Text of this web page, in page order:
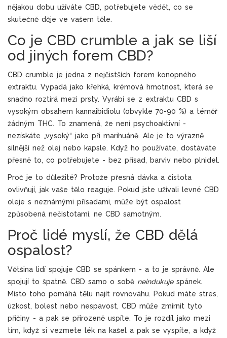
nějakou dobu užíváte CBD, potřebujete vědět, co se
skutečně děje ve vašem těle.
Co je CBD crumble a jak se liší
od jiných forem CBD?
CBD crumble je jedna z nejčistších forem konopného
extraktu. Vypadá jako křehká, krémová hmotnost, která se
snadno roztírá mezi prsty. Vyrábí se z extraktu CBD s
vysokým obsahem kannaibidiolu (obvykle 70-90 %) a téměř
žádným THC. To znamená, že není psychoaktivní -
nezískáte „vysoký“ jako při marihuáně. Ale je to výrazně
silnější než olej nebo kapsle. Když ho používáte, dostáváte
přesně to, co potřebujete - bez přísad, barviv nebo plnidel.
Proč je to důležité? Protože přesná dávka a čistota
ovlivňují, jak vaše tělo reaguje. Pokud jste užívali levné CBD
oleje s neznámými přísadami, může být ospalost
způsobená nečistotami, ne CBD samotným.
Proč lidé myslí, že CBD dělá
ospalost?
Většina lidí spojuje CBD se spánkem - a to je správně. Ale
spojují to špatně. CBD samo o sobě neindukujespánek.
Místo toho pomáhá tělu najít rovnováhu. Pokud máte stres,
úzkost, bolest nebo nespavost, CBD může zmírnit tyto
příčiny - a pak se přirozeně uspíte. To je rozdíl jako mezi
tím, když si vezmete lék na kašel a pak se vyspíte, a když